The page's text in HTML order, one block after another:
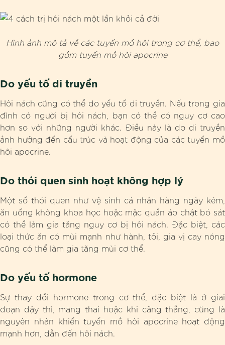
Hình ảnh mô tả về các tuyến mồ hôi trong cơ thể, bao
gồm tuyến mồ hôi apocrine
Do yếu tố di truyền
Hôi nách cũng có thể do yếu tố di truyền. Nếu trong gia
đình có người bị hôi nách, bạn có thể có nguy cơ cao
hơn so với những người khác. Điều này là do di truyền
ảnh hưởng đến cấu trúc và hoạt động của các tuyến mồ
hôi apocrine.
Do thói quen sinh hoạt không hợp lý
Một số thói quen như vệ sinh cá nhân hàng ngày kém,
ăn uống không khoa học hoặc mặc quần áo chật bó sát
có thể làm gia tăng nguy cơ bị hôi nách. Đặc biệt, các
loại thức ăn có mùi mạnh như hành, tỏi, gia vị cay nóng
cũng có thể làm gia tăng mùi cơ thể.
Do yếu tố hormone
Sự thay đổi hormone trong cơ thể, đặc biệt là ở giai
đoạn dậy thì, mang thai hoặc khi căng thẳng, cũng là
nguyên nhân khiến tuyến mồ hôi apocrine hoạt động
mạnh hơn, dẫn đến hôi nách.